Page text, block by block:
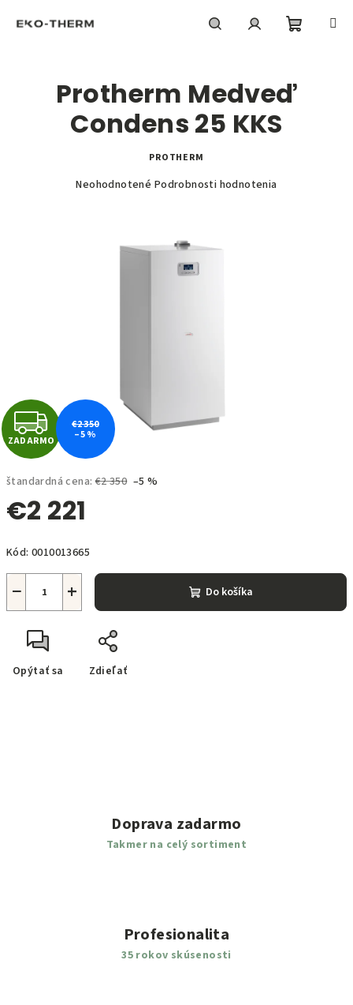
košík
štandardná cena: €2 350 –5 %
€2 221
cena:
Kód: 0010013665
+
− Do košíka
Opýtať sa Zdieľať
Protherm Medveď
Condens 25 KKS
PROTHERM
Priemerné
Neohodnotené Podrobnosti hodnotenia
Z
A
D
A
R
M
O
ZADARMO
€2 350
–5 %
Doprava zadarmo
Takmer na celý sortiment
Profesionalita
35 rokov skúsenosti